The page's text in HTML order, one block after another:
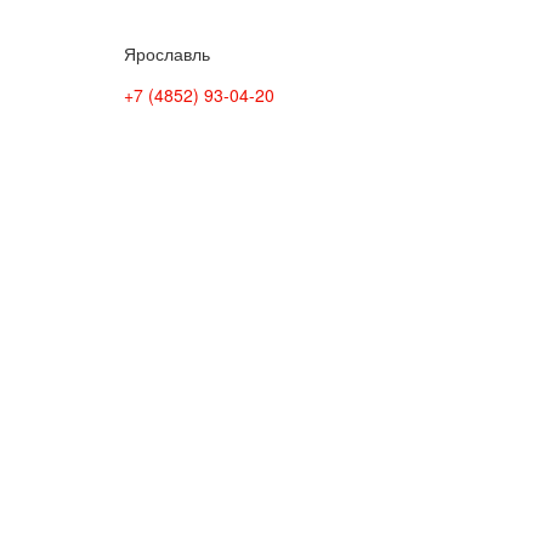
Ярославль
+7 (4852) 93-04-20